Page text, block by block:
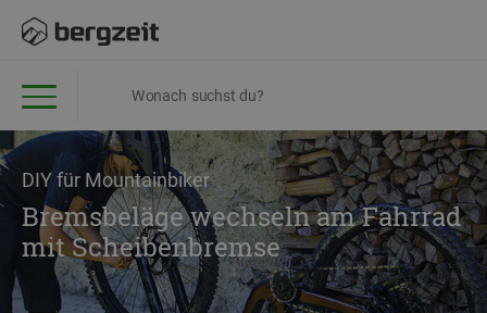
DIY für Mountainbiker
Bremsbeläge wechseln am Fahrrad
mit Scheibenbremse